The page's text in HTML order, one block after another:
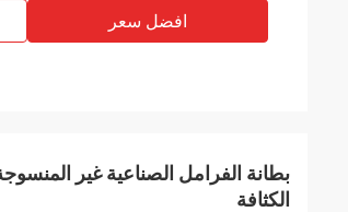
افضل سعر
بطانة الفرامل الصناعية غير
الكثافة